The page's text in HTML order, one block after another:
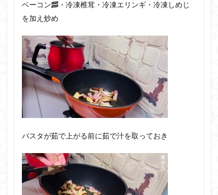
ベーコン🥓・冷凍椎茸・冷凍エリンギ・冷凍しめじ
を加え炒め
パスタが茹で上がる前に茹で汁を取っておき